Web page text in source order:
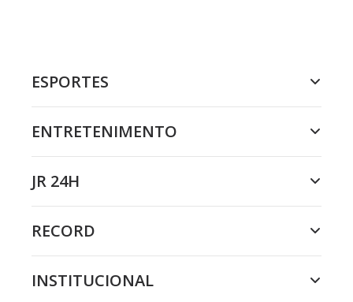
ESPORTES
ENTRETENIMENTO
JR 24H
RECORD
INSTITUCIONAL